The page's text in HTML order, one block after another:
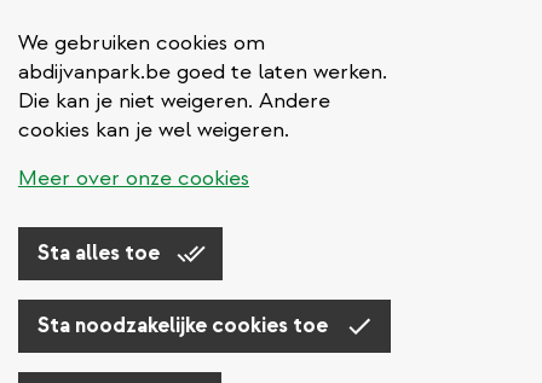
We gebruiken cookies om
abdijvanpark.be goed te laten werken.
Die kan je niet weigeren. Andere
cookies kan je wel weigeren.
Meer over onze cookies
Sta alles toe
Sta noodzakelijke cookies toe